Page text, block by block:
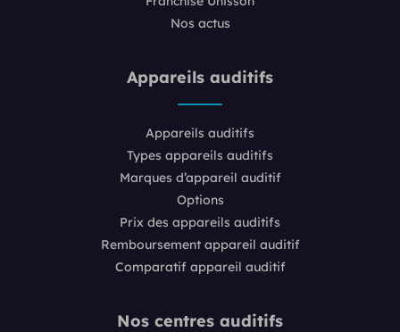
Nos actus
Appareils auditifs
Appareils auditifs
Types appareils auditifs
Marques d’appareil auditif
Options
Prix des appareils auditifs
Remboursement appareil auditif
Comparatif appareil auditif
Nos centres auditifs